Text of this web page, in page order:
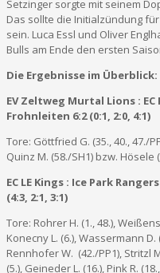
Setzinger sorgte mit seinem
Das sollte die Initialzündung
sein. Luca Essl und Oliver
Bulls am Ende den ersten
Die Ergebnisse im Überblick:
EV Zeltweg Murtal Lions :
Frohnleiten 6:2 (0:1, 2:0, 4:1)
Tore: Göttfried G. (35., 40., 47./
Quinz M. (58./SH1) bzw. Hösele
EC LE Kings : Ice Park
(4:3, 2:1, 3:1)
Tore: Rohrer H. (1., 48.),
Konecny L. (6.), Wassermann D.
Rennhofer W. (42./PP1), Stritzl
(5.), Geineder L. (16.), Pink R.